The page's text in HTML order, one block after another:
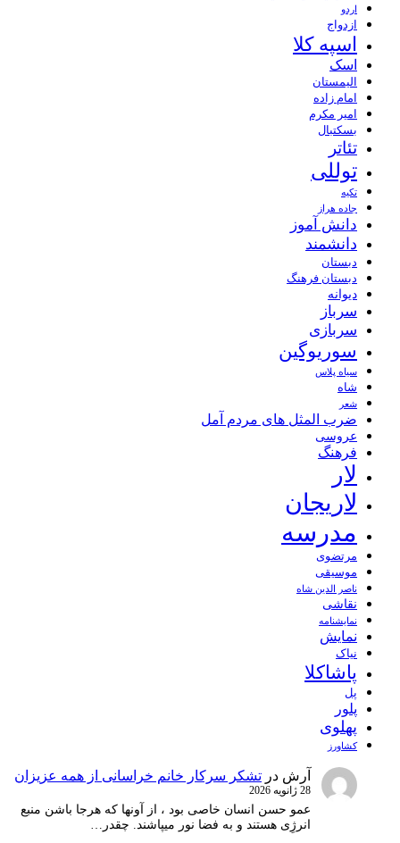
اردو
ازدواج
اسپه کلا
اسک
الیمستان
امام زاده
امیر مکرم
بسکتبال
تئاتر
توللی
تکیه
جاده هراز
دانش آموز
دانشمند
دبستان
دبستان فرهنگ
دیوانه
سرباز
سربازی
سوریوگین
سیاه پلاس
شاه
شعر
ضرب المثل های مردم آمل
عروسی
فرهنگ
لار
لاریجان
مدرسه
مرتضوی
موسیقی
ناصر الدین شاه
نقاشی
نمايشنامه
نمایش
نیاک
پاشاکلا
پل
پلور
پهلوی
کشاورز
آرش در تشکر سرکار خانم خراسانی از همه عزیزان
28 ژانویه 2026
عمو حسن انسان خاصی بود ، از آونها که هرجا باشن منبع
انرژِی هستند و به فضا نور میپاشند. چقدر…